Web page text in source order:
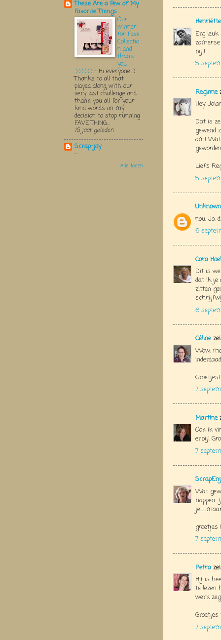
Henriëtte
Erg leuk
bij!!
5
Reginne
Hey
Dat is
gewend
om!
Liefs
5
Unknown
nou, Jo,
6
Cora
Dit is
dat ik je
zitten
6
Célinezei
Wow,
Groetjes!
7
Martine
Ook ik
erbij!
7
Wat
groetjes
7
Petra zei
Hij is
te lezen
werk
7
These Are a Few of My
Favorite Things
Our
winner
for Fave
Collectio
n and
thank
you
:):):):):):) - Hi everyone :)
Thanks to all that
played along with our
very last challenge and
thank you all for your
kind words on my
decision to stop running
FAVE THING...
15 jaar geleden
Scrap-joy
-
Alle tonen